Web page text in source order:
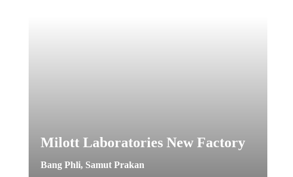
Milott Laboratories New Factory
Bang Phli, Samut Prakan